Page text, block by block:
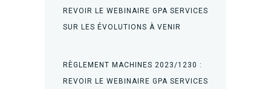
REVOIR LE WEBINAIRE GPA SERVICES
SUR LES ÉVOLUTIONS À VENIR
RÈGLEMENT MACHINES 2023/1230 :
REVOIR LE WEBINAIRE GPA SERVICES